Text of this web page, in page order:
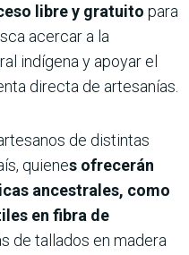
libre y gratuito para
acercar a la
indígena y apoyar el
directa de artesanías.
de distintas
quienes ofrecerán
ancestrales, como
en fibra de
de tallados en madera